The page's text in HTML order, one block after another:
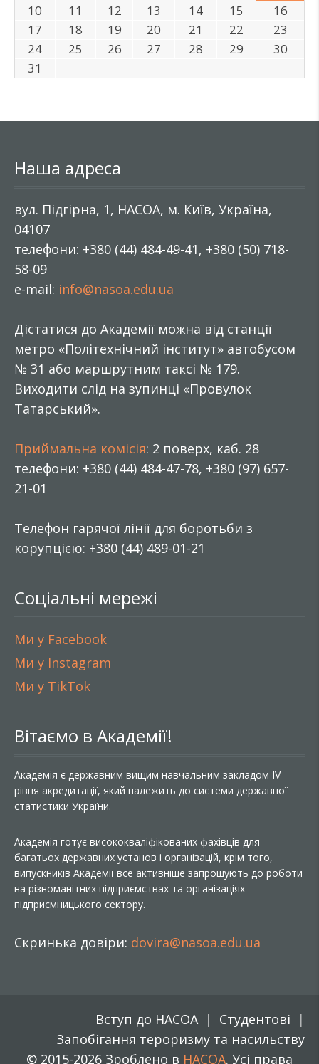
10
11 12 13 14 15
16
17
18 19 20 21 22
23
24
25 26 27 28 29
30
31
Наша адреса
вул. Підгірна, 1, НАСОА, м. Київ, Україна,
04107
телефони: +380 (44) 484-49-41, +380 (50) 718-
58-09
e-mail: info@nasoa.edu.ua
Дістатися до Академії можна від станції
метро «Політехнічний інститут» автобусом
№ 31 або маршрутним таксі № 179.
Виходити слід на зупинці «Провулок
Татарський».
Приймальна комісія: 2 поверх, каб. 28
телефони: +380 (44) 484-47-78, +380 (97) 657-
21-01
Телефон гарячої лінії для боротьби з
корупцією: +380 (44) 489-01-21
Соціальні мережі
Ми у Facebook
Ми у Instagram
Ми у TikTok
Вітаємо в Академії!
Академія є державним вищим навчальним закладом IV
рівня акредитації, який належить до системи державної
статистики України.
Академія готує висококваліфікованих фахівців для
багатьох державних установ і організацій, крім того,
випускників Академії все активніше запрошують до роботи
на різноманітних підприємствах та організаціях
підприємницького сектору.
Скринька довіри: dovira@nasoa.edu.ua
Вступ до НАСОА
Студентові
Запобігання тероризму та насильству
© 2015-2026 Зроблено в НАСОА. Усі права